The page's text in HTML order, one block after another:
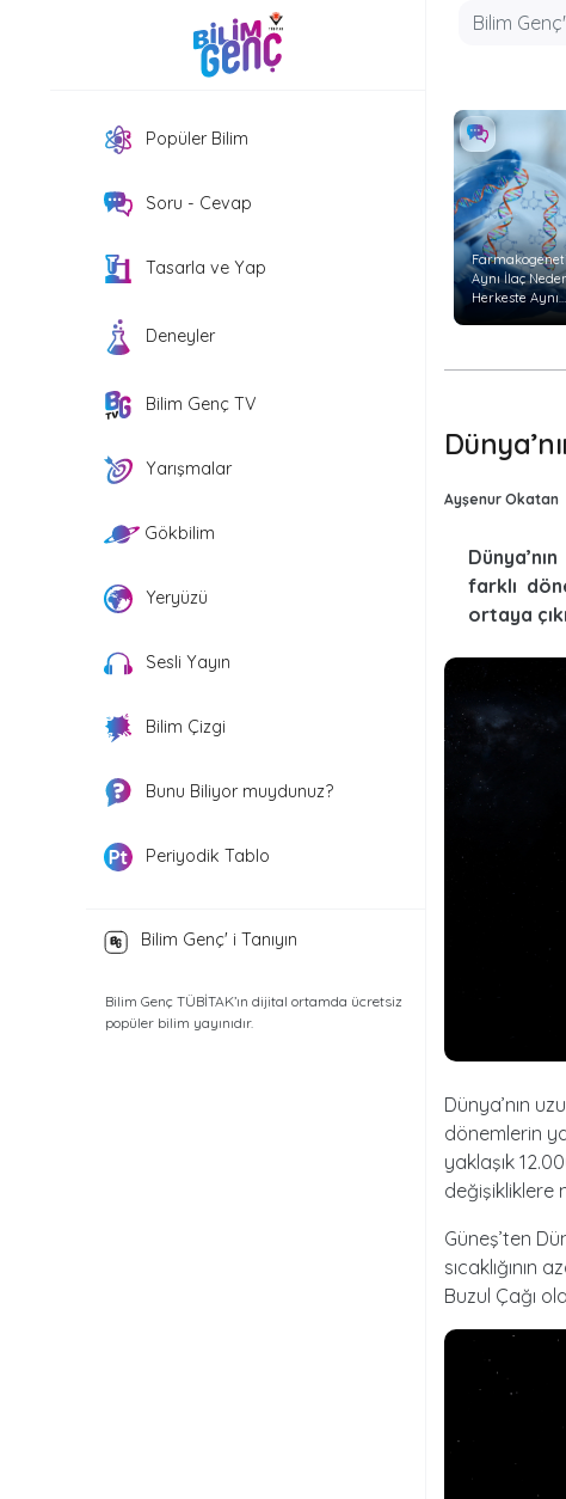
Popüler Bilim
Soru - Cevap
Tasarla ve Yap
Deneyler
Bilim Genç TV
Yarışmalar
Gökbilim
Yeryüzü
Sesli Yayın
Bilim Çizgi
Bunu Biliyor muydunuz?
Periyodik Tablo
Bilim Genç' i Tanıyın
Bilim Genç TÜBİTAK’ın dijital ortamda ücretsiz
popüler bilim yayınıdır.
Aynı İlaç
Herkeste Aynı
Ayşenur Okatan
farklı
ortaya
Dünya’nın
dönemlerin
yaklaşık
değişikliklere
Güneş’ten
sıcaklığının
Buzul Çağı